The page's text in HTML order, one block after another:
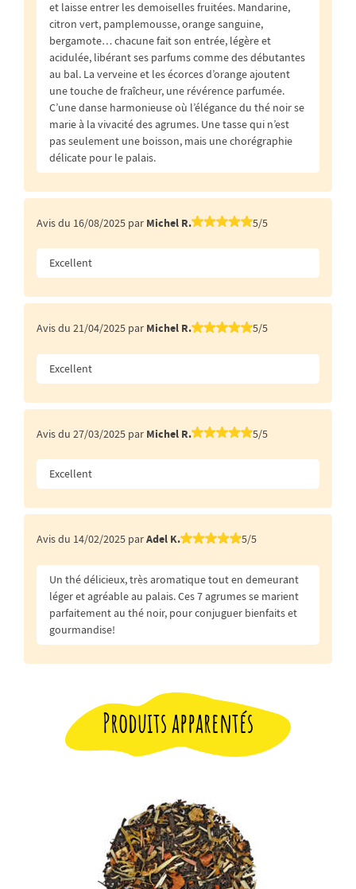
et laisse entrer les demoiselles fruitées. Mandarine,
citron vert, pamplemousse, orange sanguine,
bergamote… chacune fait son entrée, légère et
acidulée, libérant ses parfums comme des débutantes
au bal. La verveine et les écorces d’orange ajoutent
une touche de fraîcheur, une révérence parfumée.
C’une danse harmonieuse où l’élégance du thé noir se
marie à la vivacité des agrumes. Une tasse qui n’est
pas seulement une boisson, mais une chorégraphie
délicate pour le palais.
Avis du 16/08/2025 par Michel R. 5/5
Excellent
Avis du 21/04/2025 par Michel R. 5/5
Excellent
Avis du 27/03/2025 par Michel R. 5/5
Excellent
Avis du 14/02/2025 parAdel K. 5/5
Un thé délicieux, très aromatique tout en demeurant
léger et agréable au palais. Ces 7 agrumes se marient
parfaitement au thé noir, pour conjuguer bienfaits et
gourmandise!
Produits apparentés